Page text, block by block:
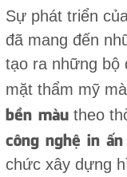
Sự phát triển
đã mang đến
tạo ra những bộ
mặt thẩm mỹ
bền màutheo
công nghệ in ấn
chức xây dựng